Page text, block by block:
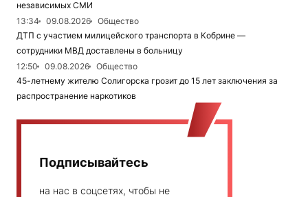
независимых СМИ
13:34
09.08.2026
Общество
ДТП с участием милицейского транспорта в Кобрине —
сотрудники МВД доставлены в больницу
12:50
09.08.2026
Общество
45-летнему жителю Солигорска грозит до 15 лет заключения за
распространение наркотиков
Подписывайтесь
на нас в соцсетях, чтобы не